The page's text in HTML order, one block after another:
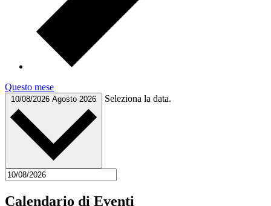
Questo mese
10/08/2026 Agosto 2026 Seleziona la data.
Calendario di Eventi